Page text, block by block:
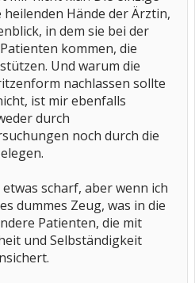
Hände der Ärztin,
in dem sie bei der
kommen, die
Und warum die
nachlassen sollte
ist mir ebenfalls
durch
noch durch die
scharf, aber wenn ich
dummes Zeug, was in die
Patienten, die mit
und Selbständigkeit